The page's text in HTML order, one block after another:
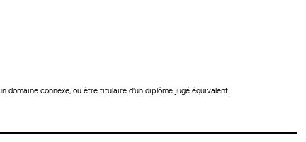
domaine connexe, ou être titulaire d'un diplôme jugé équivalent